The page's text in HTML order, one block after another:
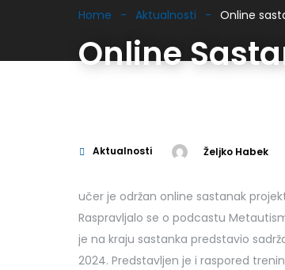
Home Aktualnosti Online
Online
Aktualnosti Željko Habek
učer je održan online sastanak
Raspravljalo se o podcastu
je na kraju sastanka predstavio
2024. Predstavljen je i raspored